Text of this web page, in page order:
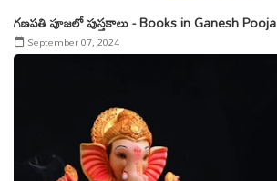
గణపతి పూజలో పుస్తకాలు - Books in Ganesh Pooja
September 07, 2024